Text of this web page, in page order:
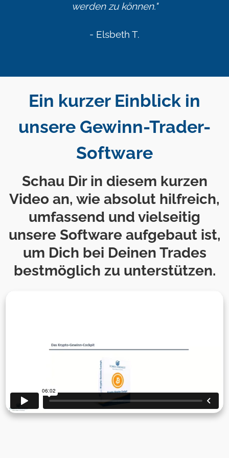
werden zu können."
- Elsbeth T.
Ein kurzer Einblick in
unsere Gewinn-Trader-
Software
Schau Dir in diesem kurzen
Video an, wie absolut hilfreich,
umfassend und vielseitig
unsere Software aufgebaut ist,
um Dich bei Deinen Trades
bestmöglich zu unterstützen.
Zustimmung, um den
Vimeo-Service zu laden!
Wir verwenden einen Service eines
Drittanbieters, um Videoinhalte einzubetten.